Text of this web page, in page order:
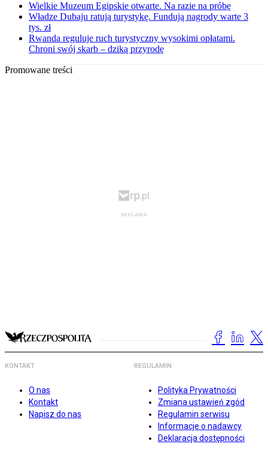
Wielkie Muzeum Egipskie otwarte. Na razie na próbę
Władze Dubaju ratują turystykę. Fundują nagrody warte 3
tys. zł
Rwanda reguluje ruch turystyczny wysokimi opłatami.
Chroni swój skarb – dziką przyrodę
Promowane treści
KONTAKT
O nas
Kontakt
Napisz do nas
REGULAMIN
Polityka Prywatności
Zmiana ustawień zgód
Regulamin serwisu
Informacje o nadawcy
Deklaracja dostępności